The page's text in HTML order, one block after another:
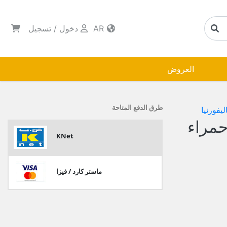
دخول / تسجيل
العروض
طرق الدفع المتاحة
KNet
ماستر كارد / فيزا